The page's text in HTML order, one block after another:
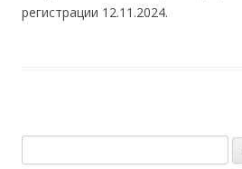
регистрации 12.11.2024.